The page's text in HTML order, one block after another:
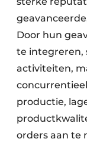
Door hun
te integreren,
activiteiten,
productie,
orders aan te